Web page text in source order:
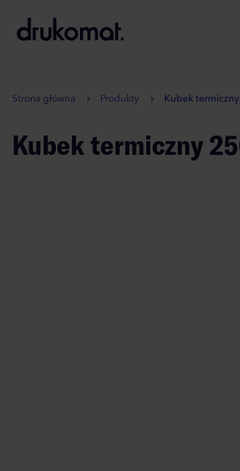
A
Strona główna Produkty Kubek
Kubek termiczny